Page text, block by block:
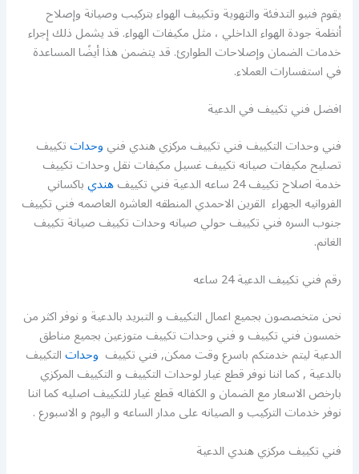
يقوم فنيو التدفئة والتهوية وتكييف الهواء بتركيب وصيانة وإصلاح
أنظمة جودة الهواء الداخلي ، مثل مكيفات الهواء. قد يشمل ذلك إجراء
خدمات الضمان وإصلاحات الطوارئ. قد يتضمن هذا أيضًا المساعدة
في استفسارات العملاء.
افضل فني تكييف في الدعية
فني وحدات التكييف فني تكييف مركزي هندي فنيوحداتتكييف
تصليح مكيفات صيانه تكييف غسيل مكيفات نقل وحدات تكييف
خدمة اصلاح تكييف 24 ساعه الدعية فني تكييف هنديباكساني
الفروانيه الجهراء القرين الاحمدي المنطقه العاشره العاصمه فني تكييف
جنوب السره فني تكييف حولي صيانه وحدات تكييف صيانة تكييف
الغانم.
رقم فني تكييف الدعية 24 ساعه
نحن متخصصون بجميع اعمال التكييف و التبريد بالدعية و نوفر اكثر من
خمسون فني تكييف و فني وحدات تكييف متوزعين بجميع مناطق
الدعية ليتم خدمتكم باسرع وقت ممكن, فني تكييف وحداتالتكييف
بالدعية , كما اننا نوفر قطع غيار لوحدات التكييف و التكييف المركزي
بارخص الاسعار مع الضمان و الكفاله قطع غيار للتكييف اصليه كما اننا
نوفر خدمات التركيب و الصيانه على مدار الساعه و اليوم و الاسبورع .
فني تكييف مركزي هندي الدعية